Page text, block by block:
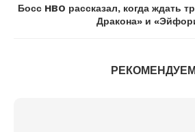
Босс HBO рассказал, когда ждать
Дракона» и